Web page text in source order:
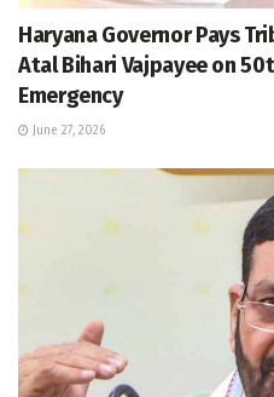
Haryana Governor Pays
Atal Bihari Vajpayee on
Emergency
June 27, 2026